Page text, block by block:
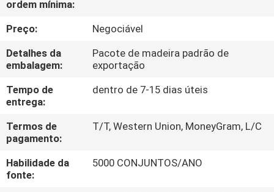
FÁBRICA
CONTROLE
DA
QUALIDADE
CONTACTE-
NOS
ordem mínima:
Preço:
Negociável
Detalhes da
embalagem:
Pacote de madeira padrão de
exportação
Tempo de
entrega:
dentro de 7-15 dias úteis
Termos de
pagamento:
T/T, Western Union, MoneyGram, L/C
Habilidade da
fonte:
5000 CONJUNTOS/ANO